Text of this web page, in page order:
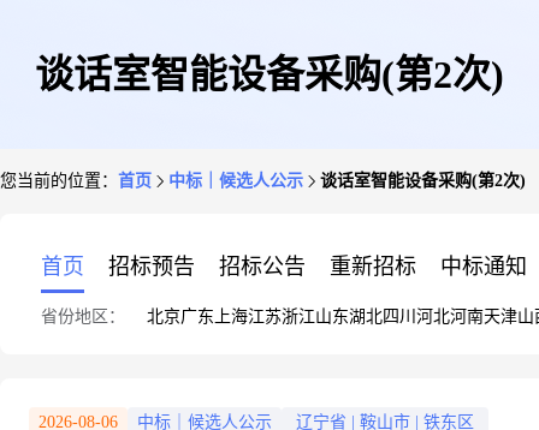
谈话室智能设备采购(第2次)
您当前的位置： 首页 中标｜候选人公示 谈话室智能设备采购(第2次)
首页 招标预告 招标公告 重新招标 中标通知
省份地区： 北京广东 上海江苏浙江山东湖北四川 河北河南天津山
2026-08-06 中标｜候选人公示 辽宁省 鞍山市 铁东区